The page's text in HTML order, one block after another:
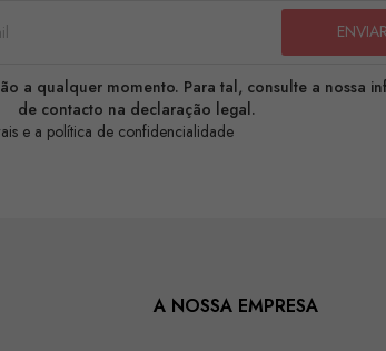
a qualquer momento. Para tal, consulte a nossa
de contacto na declaração legal.
e a política de confidencialidade
A NOSSA EMPRESA